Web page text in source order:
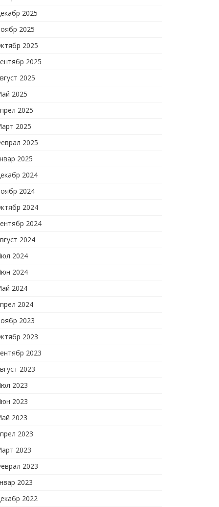
2025
2025
2025
2025
2025
2025
2025
2025
2025
2025
2024
2024
2024
2024
2024
2024
2024
2024
2024
2023
2023
2023
2023
2023
2023
2023
2023
2023
2023
2023
2022